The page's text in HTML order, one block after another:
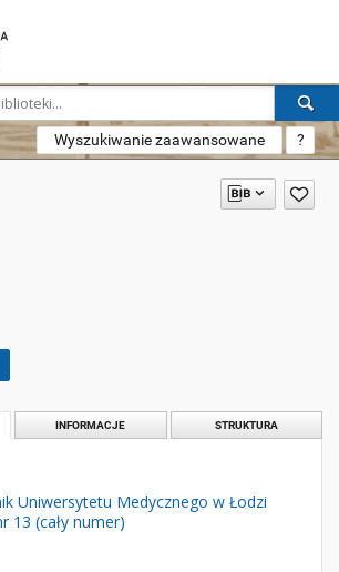
Wyszukiwanie zaawansowane ?
INFORMACJE STRUKTURA
Uniwersytetu Medycznego w Łodzi
13 (cały numer)